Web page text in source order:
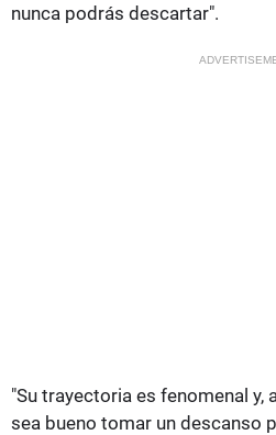
nunca podrás descartar".
"Su trayectoria es fenomenal y,
sea bueno tomar un descanso